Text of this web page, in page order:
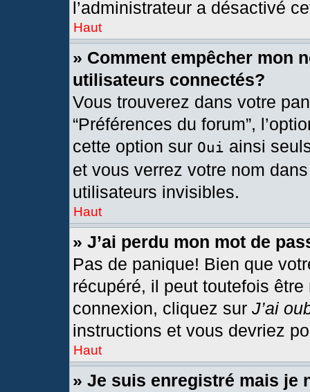
l’administrateur a désactivé
Haut
» Comment empêcher mon
utilisateurs connectés?
Vous trouverez dans votre
“Préférences du forum”,
cette option sur Oui ainsi
et vous verrez votre nom
utilisateurs invisibles.
Haut
» J’ai perdu mon mot de
Pas de panique! Bien que
récupéré, il peut toutefois
connexion, cliquez sur J’ai
instructions et vous devriez
Haut
» Je suis enregistré mais je